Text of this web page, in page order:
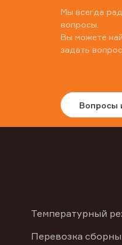
Мы всегда
вопросы.
Вы можете
задать
Вопросы
Температурный
Перевозка